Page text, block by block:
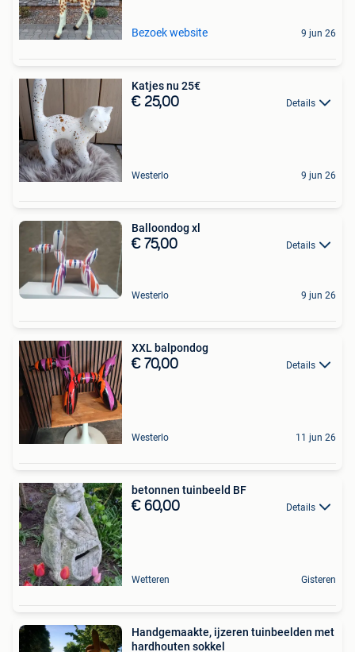
Bezoek website 9 jun 26
Katjes nu 25€
€ 25,00 Details
Westerlo 9 jun 26
Balloondog xl
€ 75,00 Details
Westerlo 9 jun 26
XXL balpondog
€ 70,00 Details
Westerlo 11 jun 26
betonnen tuinbeeld BF
€ 60,00 Details
Wetteren Gisteren
Handgemaakte, ijzeren tuinbeelden met
hardhouten sokkel